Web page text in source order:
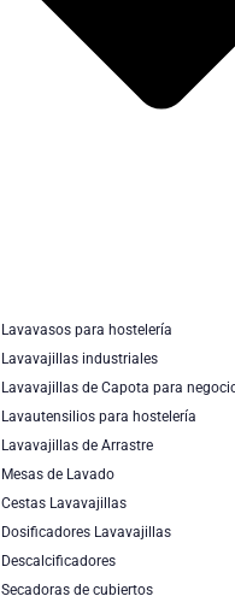
Lavavasos para hostelería
Lavavajillas industriales
Lavavajillas de Capota para
Lavautensilios para hostelería
Lavavajillas de Arrastre
Mesas de Lavado
Cestas Lavavajillas
Dosificadores Lavavajillas
Descalcificadores
Secadoras de cubiertos